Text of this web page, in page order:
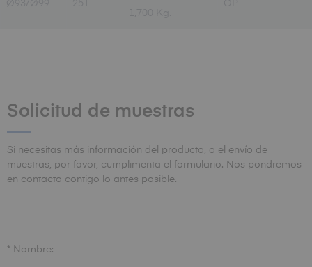
Solicitud de muestras
Si necesitas más información del producto, o el envío de
muestras, por favor, cumplimenta el formulario. Nos pondremos
en contacto contigo lo antes posible.
* Nombre: